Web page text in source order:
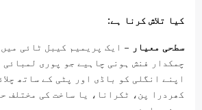
کیا تلاش کرنا ہے:
سطحی معیار – ایک پریمیم کیبل ٹائی
چمکدار فنش ہونی چاہیے جو پوری لمبائی
اپنے انگلی کو باڈی اور پٹی کے ساتھ
کھردرا پن، ٹکرانا، یا ساخت کی مختلف